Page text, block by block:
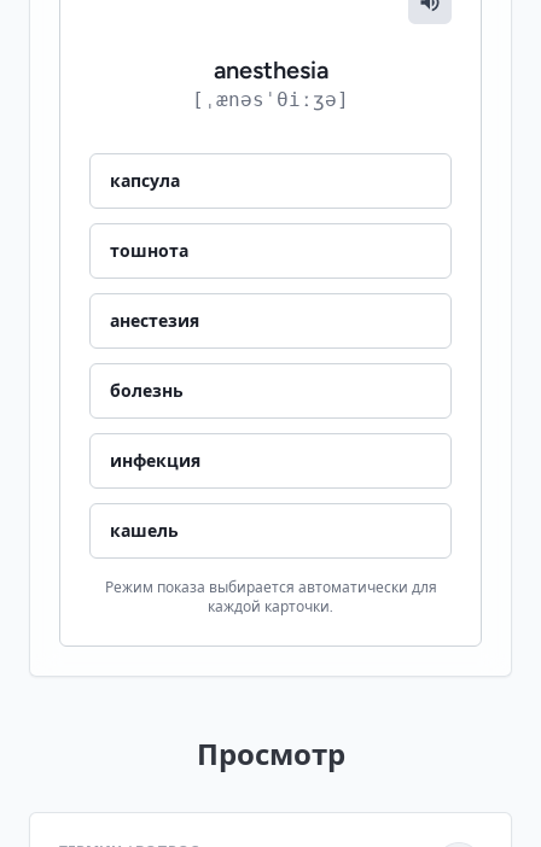
anesthesia
[ˌænəsˈθiːʒə]
капсула
тошнота
анестезия
болезнь
инфекция
кашель
Режим показа выбирается автоматически для
каждой карточки.
Просмотр